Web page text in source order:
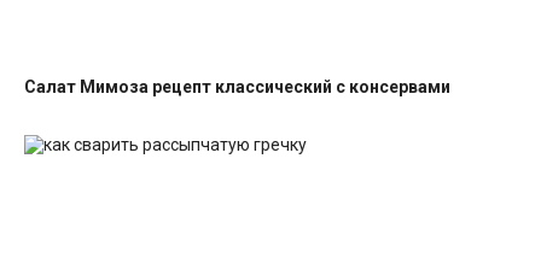
Салат Мимоза рецепт классический с консервами